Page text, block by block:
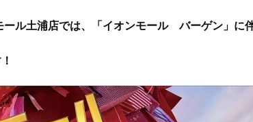
ール土浦店では、「イオンモール バーゲン」に